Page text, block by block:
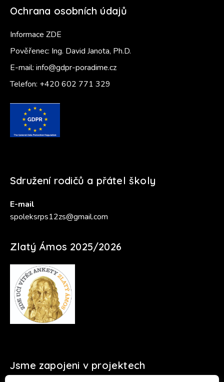
Ochrana osobních údajů
Informace ZDE
Pověřenec: Ing. David Janota, Ph.D.
E-mail: info@gdpr-poradime.cz
Telefon: +420 602 771 329
Sdružení rodičů a přátel školy
E-mail
spoleksrps12zs@gmail.com
Zlatý Ámos 2025/2026
Jsme zapojeni v projektech